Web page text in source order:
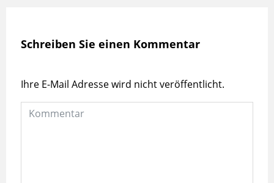
Schreiben Sie einen Kommentar
Ihre E-Mail Adresse wird nicht veröffentlicht.